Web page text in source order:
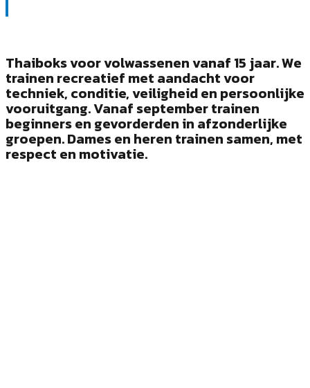
Thaiboks voor volwassenen vanaf 15 jaar. We
trainen recreatief met aandacht voor
techniek, conditie, veiligheid en persoonlijke
vooruitgang. Vanaf september trainen
beginners en gevorderden in afzonderlijke
groepen. Dames en heren trainen samen, met
respect en motivatie.